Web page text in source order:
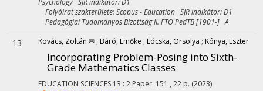
Psychology SJR indikátor: D1
Folyóirat szakterülete: Scopus - Education SJR indikátor: D1
Pedagógiai Tudományos Bizottság II. FTO PedTB [1901-] A
13 Kovács, Zoltán ✉ ; Báró, Emőke ; Lócska, Orsolya ; Kónya, Eszter
Incorporating Problem-Posing into Sixth-
Grade Mathematics Classes
EDUCATION SCIENCES 13 : 2 Paper: 151 , 22 p. (2023)